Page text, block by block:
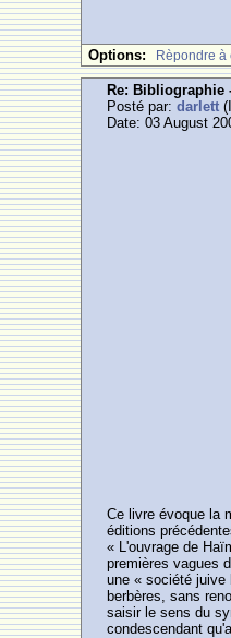
Options: Rèpondre à
Re: Bibliographie
Posté par:darlett
Date: 03 August
Ce livre évoque la
éditions
« L'ouvrage de
premières vagues
une « société juive
berbères, sans
saisir le sens du
condescendant